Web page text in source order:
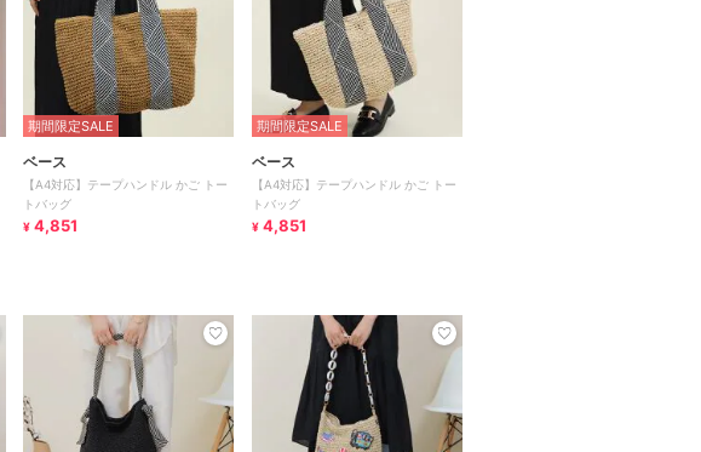
期間限定SALE
ベース
【A4対応】テープハンドル かご トー
トバッグ
¥ 4,851
期間限定SALE
ベース
【A4対応】テープハンドル かご トー
トバッグ
¥ 4,851